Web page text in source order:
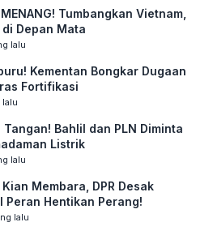
MENANG! Tumbangkan Vietnam,
Depan Mata
lalu
Kementan Bongkar Dugaan
Fortifikasi
Bahlil dan PLN Diminta
Listrik
lalu
Membara, DPR Desak
Peran Hentikan Perang!
lalu